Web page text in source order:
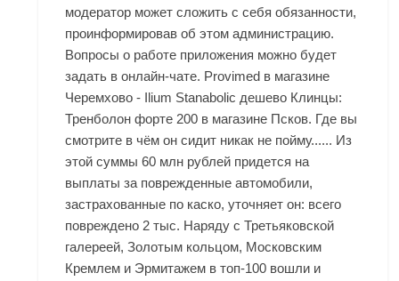
модератор может сложить с себя обязанности,
проинформировав об этом администрацию.
Вопросы о работе приложения можно будет
задать в онлайн-чате. Provimed в магазине
Черемхово - Ilium Stanabolic дешево Клинцы:
Тренболон форте 200 в магазине Псков. Где вы
смотрите в чём он сидит никак не пойму...... Из
этой суммы 60 млн рублей придется на
выплаты за поврежденные автомобили,
застрахованные по каско, уточняет он: всего
повреждено 2 тыс. Наряду с Третьяковской
галереей, Золотым кольцом, Московским
Кремлем и Эрмитажем в топ-100 вошли и